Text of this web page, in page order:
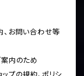
、お問い合わせ等
案内のため